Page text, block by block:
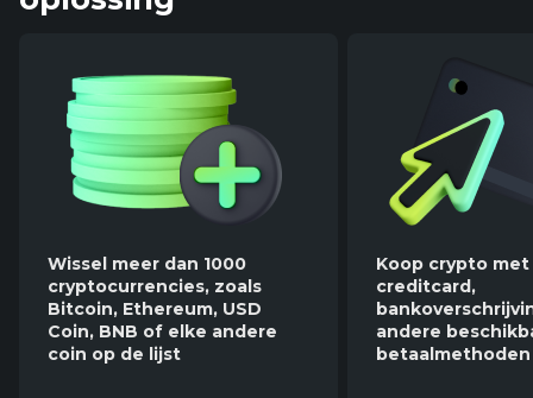
Wissel meer dan 1000
cryptocurrencies, zoals
Bitcoin, Ethereum, USD
Coin, BNB of elke andere
coin op de lijst
Koop crypto
creditcard,
andere
betaalmethoden